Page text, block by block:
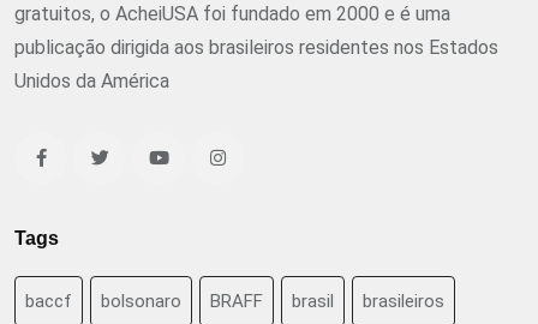
gratuitos, o AcheiUSA foi fundado em 2000 e é uma
publicação dirigida aos brasileiros residentes nos Estados
Unidos da América
Tags
baccf bolsonaro BRAFF brasil brasileiros